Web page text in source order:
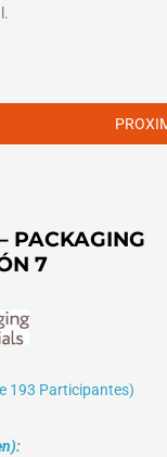
PACKAGING
7
193 Participantes)